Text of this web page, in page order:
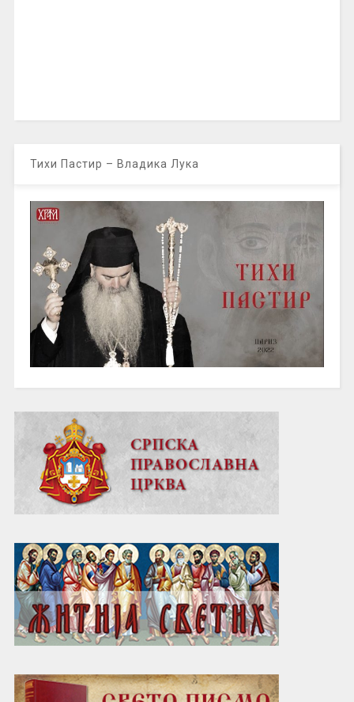
Тихи Пастир – Владика Лука